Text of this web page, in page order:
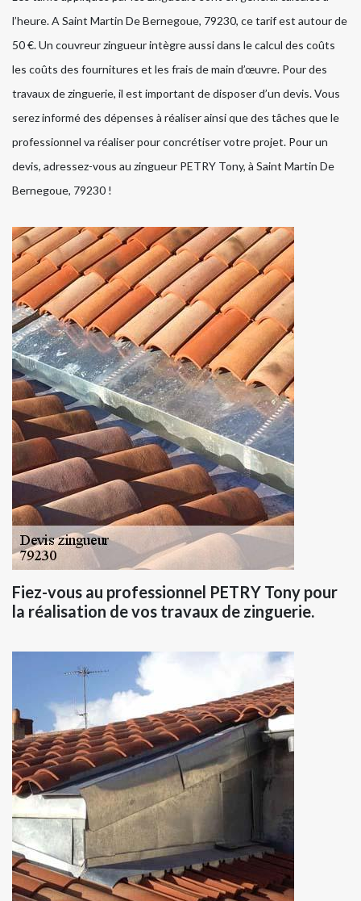
l’heure. A Saint Martin De Bernegoue, 79230, ce tarif est autour de
50 €. Un couvreur zingueur intègre aussi dans le calcul des coûts
les coûts des fournitures et les frais de main d’œuvre. Pour des
travaux de zinguerie, il est important de disposer d’un devis. Vous
serez informé des dépenses à réaliser ainsi que des tâches que le
professionnel va réaliser pour concrétiser votre projet. Pour un
devis, adressez-vous au zingueur PETRY Tony, à Saint Martin De
Bernegoue, 79230 !
Fiez-vous au professionnel PETRY Tony pour
la réalisation de vos travaux de zinguerie.